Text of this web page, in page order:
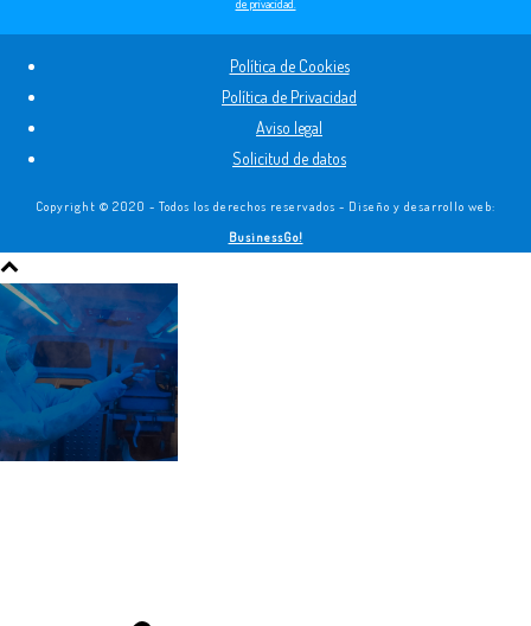
de privacidad.
Copyright © 2020 - Todos los derechos reservados - Diseño y desarrollo web:
BusinessGo!
Política de Cookies
Política de Privacidad
Aviso legal
Solicitud de datos